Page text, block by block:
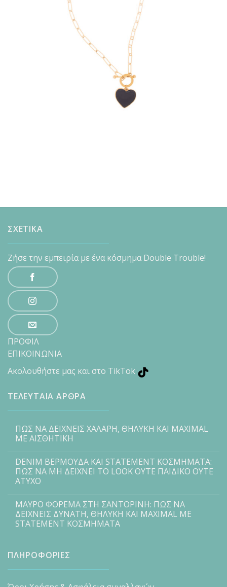
ΣΧΕΤΙΚΑ
Ζήσε την εμπειρία με ένα κόσμημα Double Trouble!
ΠΡΟΦΙΛ
ΕΠΙΚΟΙΝΩΝΙΑ
Ακολουθήστε μας και στο TikTok
ΤΕΛΕΥΤΑΙΑ ΑΡΘΡΑ
ΠΩΣ ΝΑ ΔΕΙΧΝΕΙΣ ΧΑΛΑΡΗ, ΘΗΛΥΚΗ ΚΑΙ MAXIMAL
ΜΕ ΑΙΣΘΗΤΙΚΗ
DENIM ΒΕΡΜΟΥΔΑ ΚΑΙ STATEMENT ΚΟΣΜΗΜΑΤΑ:
ΠΩΣ ΝΑ ΜΗ ΔΕΙΧΝΕΙ ΤΟ LOOK ΟΥΤΕ ΠΑΙΔΙΚΟ ΟΥΤΕ
ΑΤΥΧΟ
ΜΑΥΡΟ ΦΟΡΕΜΑ ΣΤΗ ΣΑΝΤΟΡΙΝΗ: ΠΩΣ ΝΑ
ΔΕΙΧΝΕΙΣ ΔΥΝΑΤΗ, ΘΗΛΥΚΗ ΚΑΙ MAXIMAL ΜΕ
STATEMENT ΚΟΣΜΗΜΑΤΑ
ΠΛΗΡΟΦΟΡΙΕΣ